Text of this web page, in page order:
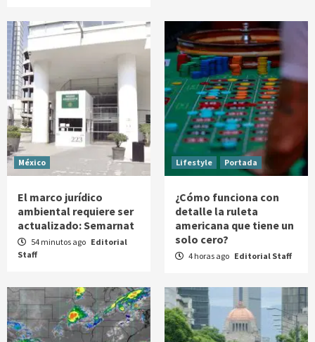
México
El marco jurídico
ambiental requiere ser
actualizado: Semarnat
54 minutos ago Editorial
Staff
Lifestyle Portada
¿Cómo funciona con
detalle la ruleta
americana que tiene un
solo cero?
4 horas ago Editorial Staff